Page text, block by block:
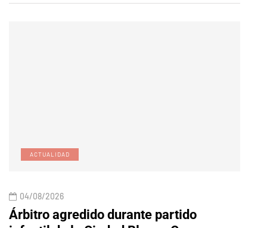
ACTUALIDAD
04/08/2026
Árbitro agredido durante partido